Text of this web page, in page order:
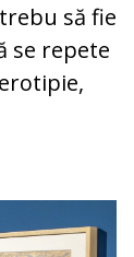
să fie
se repete